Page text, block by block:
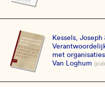
Kessels,
met
Van Loghum